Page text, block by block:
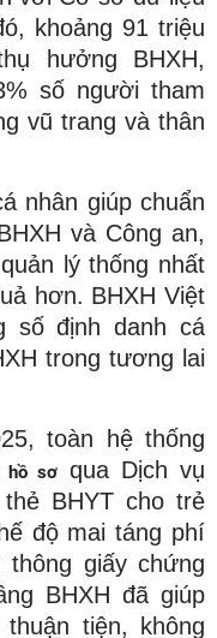
khoảng 91 triệu
hưởng BHXH,
số người tham
vũ trang và thân
nhân giúp chuẩn
và Công an,
lý thống nhất
hơn. BHXH Việt
số định danh cá
trong tương lai
toàn hệ thống
hồ sơ qua Dịch vụ
BHYT cho trẻ
độ mai táng phí
giấy chứng
BHXH đã giúp
tiện, không